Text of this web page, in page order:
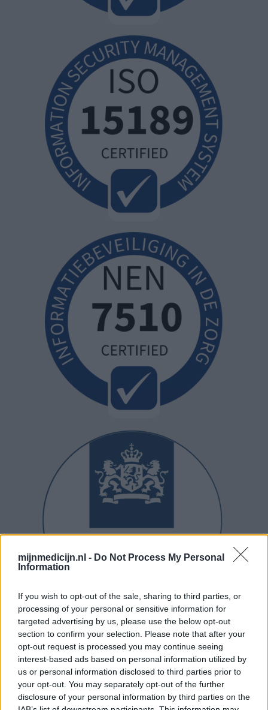
mijnmedicijn.nl - Do Not Process My Personal
Information
If you wish to opt-out of the sale, sharing to third parties, or
processing of your personal or sensitive information for
targeted advertising by us, please use the below opt-out
section to confirm your selection. Please note that after your
opt-out request is processed you may continue seeing
interest-based ads based on personal information utilized by
us or personal information disclosed to third parties prior to
your opt-out. You may separately opt-out of the further
disclosure of your personal information by third parties on the